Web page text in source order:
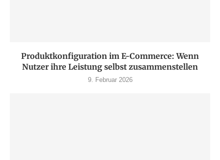
Produktkonfiguration im E-Commerce: Wenn
Nutzer ihre Leistung selbst zusammenstellen
9. Februar 2026